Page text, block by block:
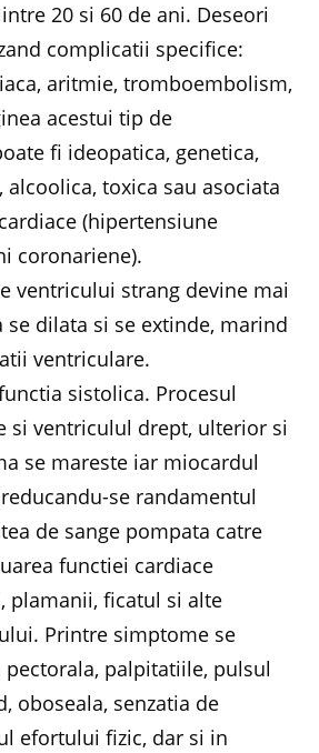
20 si 60 de ani. Deseori
complicatii specifice:
aritmie, tromboembolism,
acestui tip de
fi ideopatica, genetica,
toxica sau asociata
(hipertensiune
coronariene).
ventricului strang devine mai
dilata si se extinde, marind
ventriculare.
sistolica. Procesul
si ventriculul drept, ulterior si
se mareste iar miocardul
se randamentul
de sange pompata catre
functiei cardiace
plamanii, ficatul si alte
Printre simptome se
palpitatiile, pulsul
oboseala, senzatia de
efortului fizic, dar si in